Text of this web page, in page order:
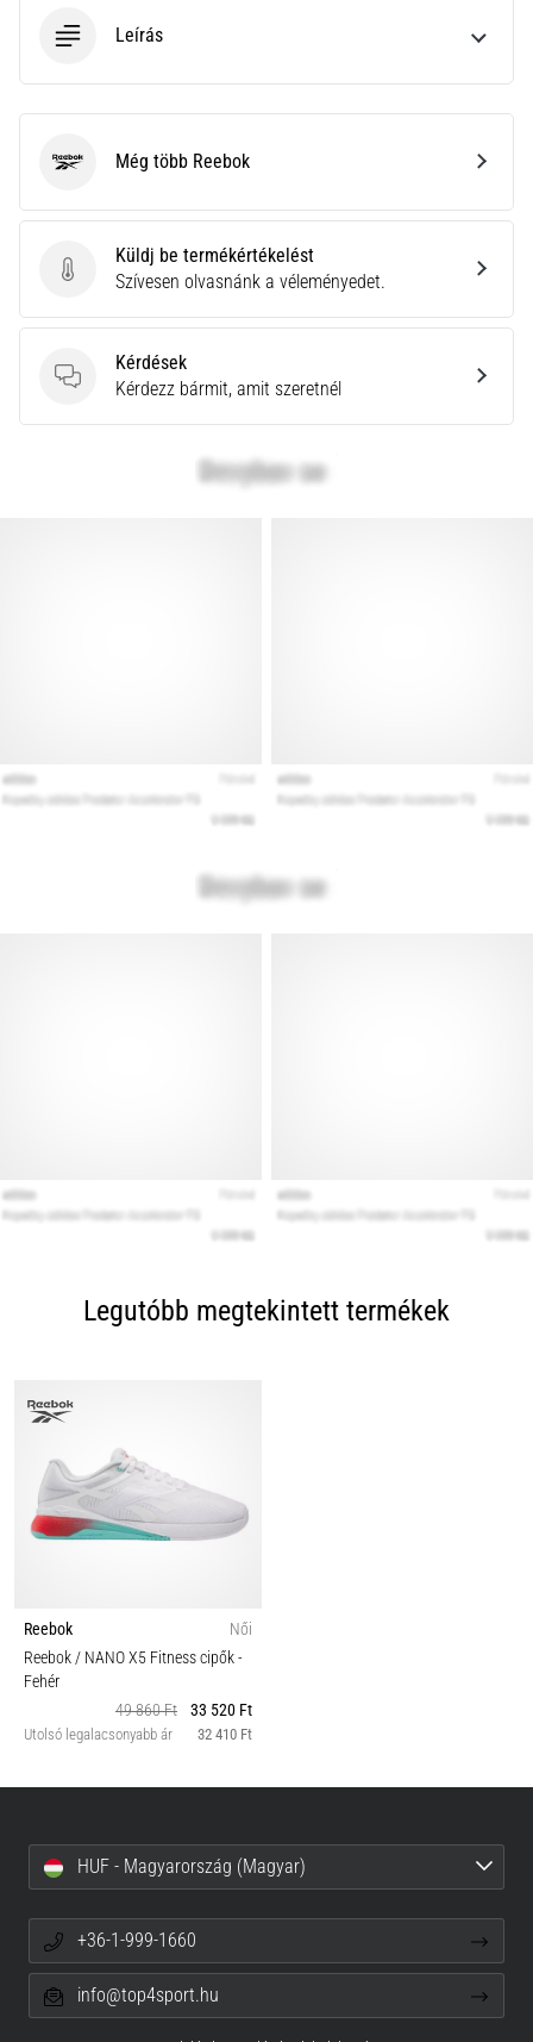
Minden cikkLeírás
Küldj be termékértékelést
Küldj be termékértékelést
Szívesen olvasnánk a véleményedet.
Kérdések
Kérdések
Kérdezz bármit, amit szeretnél
ReebokMég több Reebok
Legutóbb megtekintett termékek
Reebok
Női
Reebok / NANO X5 Fitness cipők-
Fehér
49 860 Ft
33 520 Ft
Utolsó legalacsonyabb ár 32 410 Ft
HUF - Magyarország (Magyar)
+36-1-999-1660
info@top4sport.hu